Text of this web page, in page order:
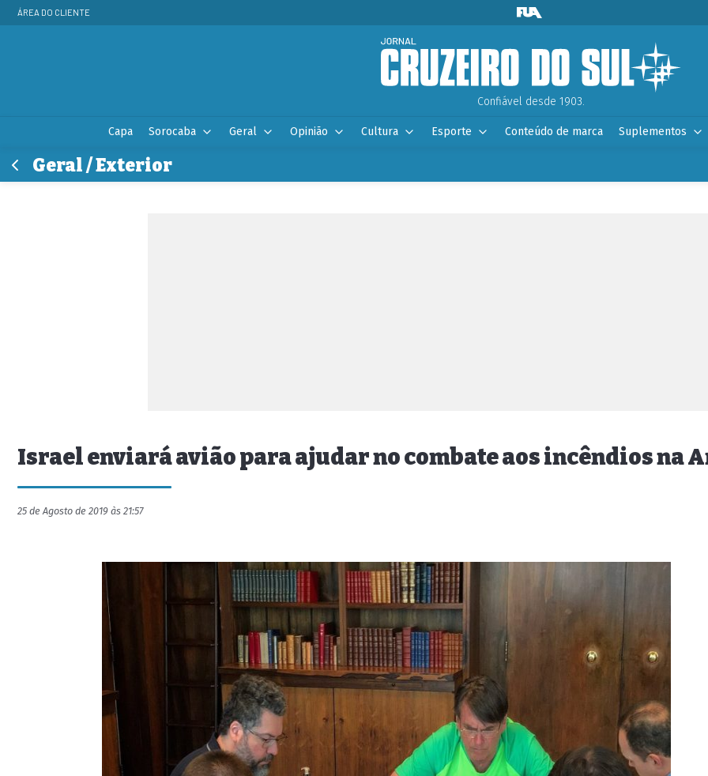
ÁREA DO CLIENTE
Confiável desde 1903.
Capa Sorocaba Geral Opinião Cultura Esporte Conteúdo de marca Suplementos
Geral / Exterior
Israel enviará avião para ajudar no combate aos incêndios na
25 de Agosto de 2019 às 21:57